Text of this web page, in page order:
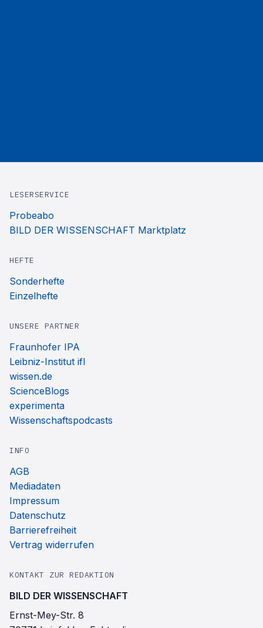
LESERSERVICE
Probeabo
BILD DER WISSENSCHAFT Marktplatz
HEFTE
Sonderhefte
Einzelhefte
UNSERE PARTNER
Fraunhofer IPA
Leibniz-Institut ifl
wissen.de
ScienceBlogs
experimenta
Wissenschaftspodcasts
INFO
AGB
Mediadaten
Impressum
Datenschutz
Barrierefreiheit
Vertrag widerrufen
KONTAKT ZUR REDAKTION
BILD DER WISSENSCHAFT
Ernst-Mey-Str. 8